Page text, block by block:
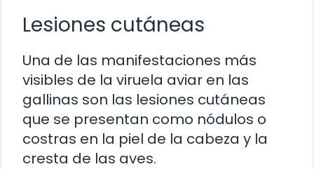
Lesiones cutáneas
Una de las manifestaciones más
visibles de la viruela aviar en las
gallinas son las lesiones cutáneas
que se presentan como nódulos o
costras en la piel de la cabeza y la
cresta de las aves.